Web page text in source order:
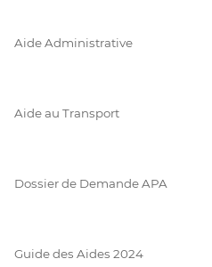
Aide Administrative
Aide au Transport
Dossier de Demande APA
Guide des Aides 2024